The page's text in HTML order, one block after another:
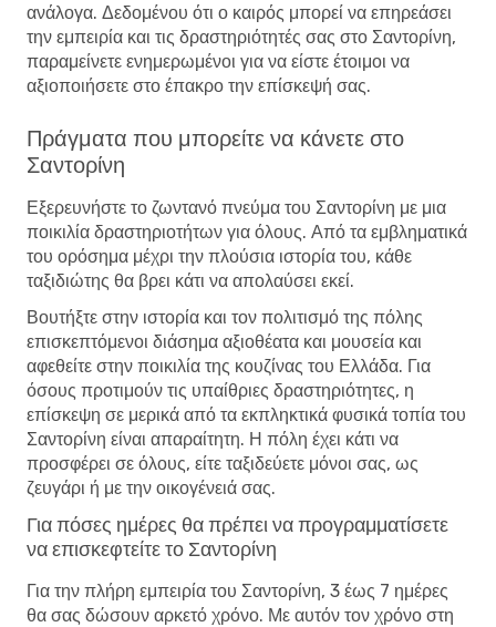
ανάλογα. Δεδομένου ότι ο καιρός μπορεί να επηρεάσει
την εμπειρία και τις δραστηριότητές σας στο Σαντορίνη,
παραμείνετε ενημερωμένοι για να είστε έτοιμοι να
αξιοποιήσετε στο έπακρο την επίσκεψή σας.
Πράγματα που μπορείτε να κάνετε στο
Σαντορίνη
Εξερευνήστε το ζωντανό πνεύμα του Σαντορίνη με μια
ποικιλία δραστηριοτήτων για όλους. Από τα εμβληματικά
του ορόσημα μέχρι την πλούσια ιστορία του, κάθε
ταξιδιώτης θα βρει κάτι να απολαύσει εκεί.
Βουτήξτε στην ιστορία και τον πολιτισμό της πόλης
επισκεπτόμενοι διάσημα αξιοθέατα και μουσεία και
αφεθείτε στην ποικιλία της κουζίνας του Ελλάδα. Για
όσους προτιμούν τις υπαίθριες δραστηριότητες, η
επίσκεψη σε μερικά από τα εκπληκτικά φυσικά τοπία του
Σαντορίνη είναι απαραίτητη. Η πόλη έχει κάτι να
προσφέρει σε όλους, είτε ταξιδεύετε μόνοι σας, ως
ζευγάρι ή με την οικογένειά σας.
Για πόσες ημέρες θα πρέπει να προγραμματίσετε
να επισκεφτείτε το Σαντορίνη
Για την πλήρη εμπειρία του Σαντορίνη, 3 έως 7 ημέρες
θα σας δώσουν αρκετό χρόνο. Με αυτόν τον χρόνο στη